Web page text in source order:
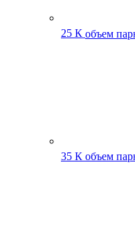
25 К объем
35 К объем